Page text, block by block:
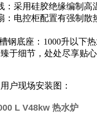
：采用硅胶绝缘编制高
：电控柜配置有强制散
钢底座：1000升以下
于细节，处处尽享贴心
户现场安装图：
L V48kw 热水炉